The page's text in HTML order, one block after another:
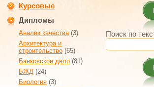
Курсовые
Дипломы
Анализ качества(3)
Архитектура и
строительство (65)
Банковское дело (81)
БЖД (24)
Биология (3)
Поиск по